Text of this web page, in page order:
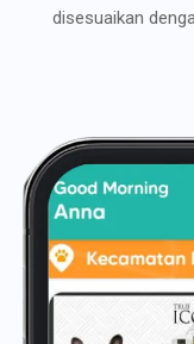
disesuaikan